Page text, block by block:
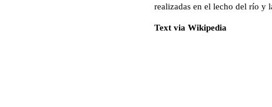
realizadas en el lecho del río y
Text via Wikipedia